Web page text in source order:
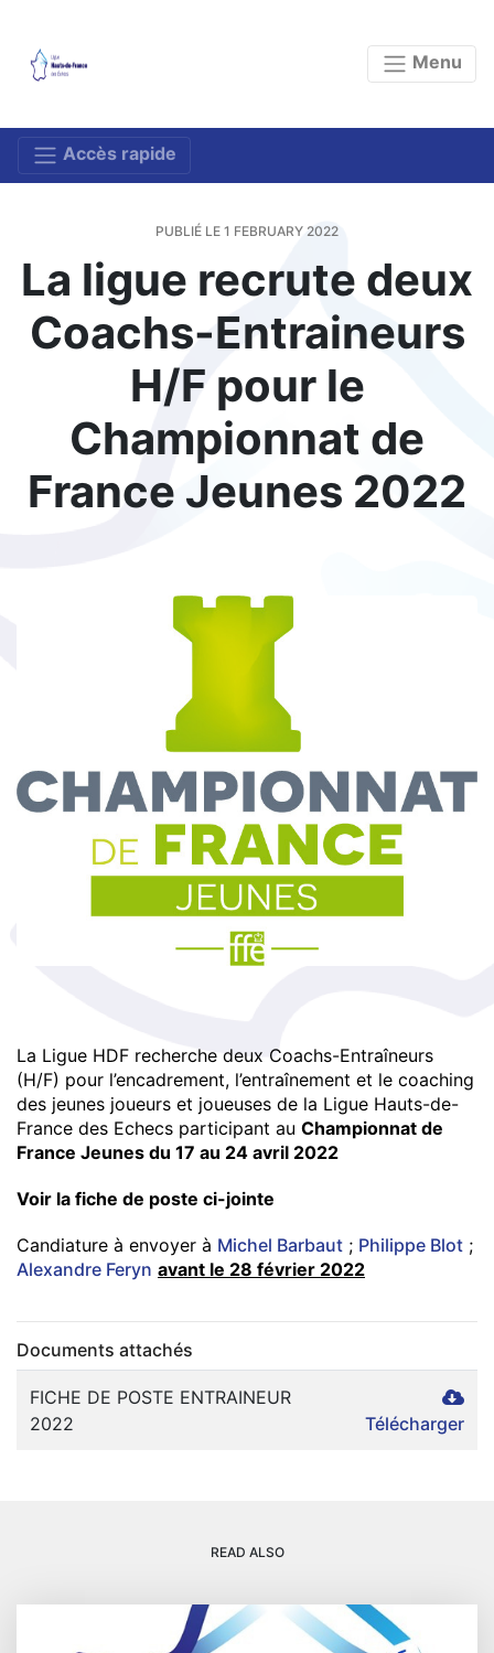
Menu
Accès rapide
PUBLIÉ LE 1 FEBRUARY 2022
La ligue recrute deux
Coachs-Entraineurs
H/F pour le
Championnat de
France Jeunes 2022
La Ligue HDF recherche deux Coachs-Entraîneurs
(H/F) pour l’encadrement, l’entraînement et le coaching
des jeunes joueurs et joueuses de la Ligue Hauts-de-
France des Echecs participant au Championnat de
France Jeunes du 17 au 24 avril 2022
Voir la fiche de poste ci-jointe
Candiature à envoyer à Michel Barbaut ; Philippe Blot ;
Alexandre Feryn avant le 28 février 2022
Documents attachés
FICHE DE POSTE ENTRAINEUR
2022
Télécharger
READ ALSO